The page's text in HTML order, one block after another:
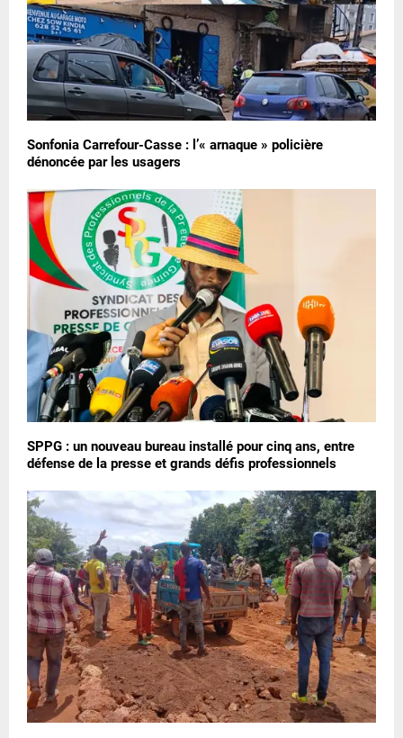
Sonfonia Carrefour-Casse : l’« arnaque » policière
dénoncée par les usagers
SPPG : un nouveau bureau installé pour cinq ans, entre
défense de la presse et grands défis professionnels